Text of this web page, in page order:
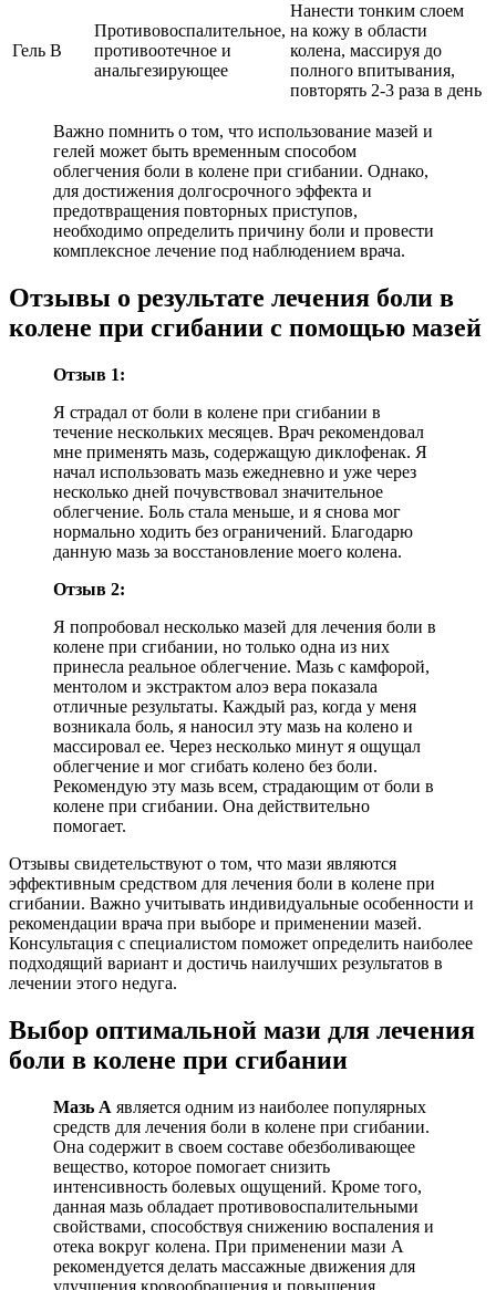
Гель B
Противовоспалительное,
противоотечное и
анальгезирующее
Нанести тонким слоем
на кожу в области
колена, массируя до
полного впитывания,
повторять 2-3 раза в день
Важно помнить о том, что использование мазей и
гелей может быть временным способом
облегчения боли в колене при сгибании. Однако,
для достижения долгосрочного эффекта и
предотвращения повторных приступов,
необходимо определить причину боли и провести
комплексное лечение под наблюдением врача.
Отзывы о результате лечения боли в
колене при сгибании с помощью мазей
Отзыв 1:
Я страдал от боли в колене при сгибании в
течение нескольких месяцев. Врач рекомендовал
мне применять мазь, содержащую диклофенак. Я
начал использовать мазь ежедневно и уже через
несколько дней почувствовал значительное
облегчение. Боль стала меньше, и я снова мог
нормально ходить без ограничений. Благодарю
данную мазь за восстановление моего колена.
Отзыв 2:
Я попробовал несколько мазей для лечения боли в
колене при сгибании, но только одна из них
принесла реальное облегчение. Мазь с камфорой,
ментолом и экстрактом алоэ вера показала
отличные результаты. Каждый раз, когда у меня
возникала боль, я наносил эту мазь на колено и
массировал ее. Через несколько минут я ощущал
облегчение и мог сгибать колено без боли.
Рекомендую эту мазь всем, страдающим от боли в
колене при сгибании. Она действительно
помогает.
Отзывы свидетельствуют о том, что мази являются
эффективным средством для лечения боли в колене при
сгибании. Важно учитывать индивидуальные особенности и
рекомендации врача при выборе и применении мазей.
Консультация с специалистом поможет определить наиболее
подходящий вариант и достичь наилучших результатов в
лечении этого недуга.
Выбор оптимальной мази для лечения
боли в колене при сгибании
Мазь А является одним из наиболее популярных
средств для лечения боли в колене при сгибании.
Она содержит в своем составе обезболивающее
вещество, которое помогает снизить
интенсивность болевых ощущений. Кроме того,
данная мазь обладает противовоспалительными
свойствами, способствуя снижению воспаления и
отека вокруг колена. При применении мази А
рекомендуется делать массажные движения для
улучшения кровообращения и повышения